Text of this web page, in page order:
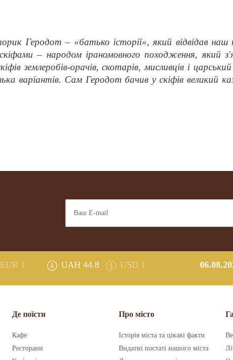
Геродот – «батько історії», який відвідав
– народом іраномовного походження, який
землеробів-орачів, скотарів, мисливців і
варіантів. Сам Геродот бачив у скіфів великий
EUR 1 UAH 44.8 USD 1
Де поїсти
Кафе
Ресторани
Про місто
Історія міста та цікаві факти
Видатні постаті нашого міста